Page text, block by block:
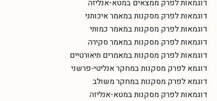
דוגמאות לפרק ממצאים במטא-אנליזה
דוגמאות לפרק מסקנות במאמר איכותני
דוגמאות לפרק מסקנות במאמר כמותי
דוגמאות לפרק מסקנות במאמר סקירה
דוגמאות לפרק מסקנות במאמרים תיאורטיים
דוגמא לפרק מסקנות במחקר אנליטי-פרשני
דוגמא לפרק מסקנות במחקר משולב
דוגמאות לפרק מסקנות במטא-אנליזה